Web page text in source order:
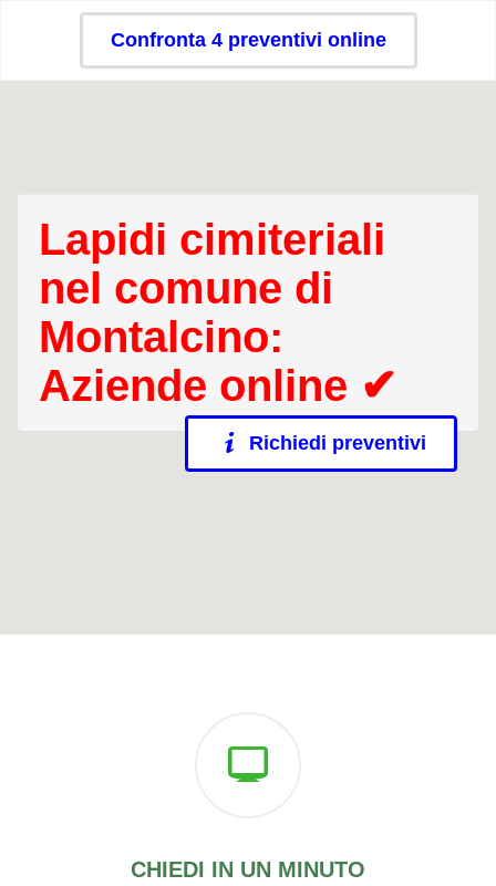
Confronta 4 preventivi online
Lapidi cimiteriali
nel comune di
Montalcino:
Aziende online ✔
Richiedi preventivi
CHIEDI IN UN MINUTO